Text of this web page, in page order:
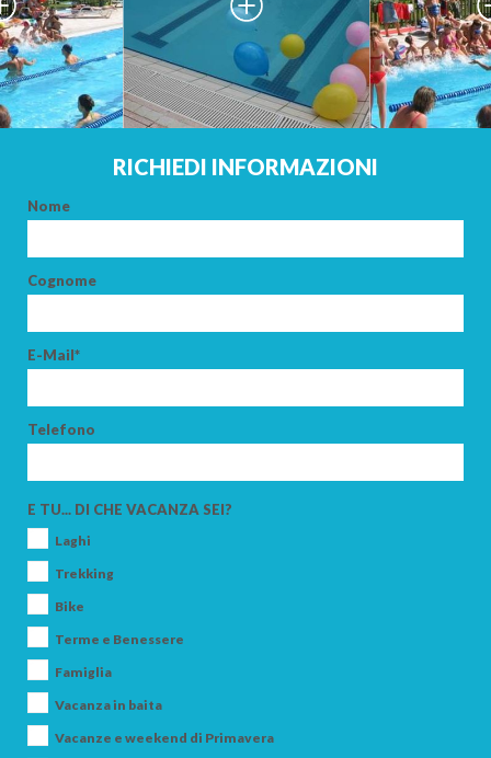
RICHIEDI INFORMAZIONI
Nome
Cognome
E-Mail*
Telefono
E TU... DI CHE VACANZA SEI?
Laghi
Trekking
Bike
Terme e Benessere
Famiglia
Vacanza in baita
Vacanze e weekend di Primavera